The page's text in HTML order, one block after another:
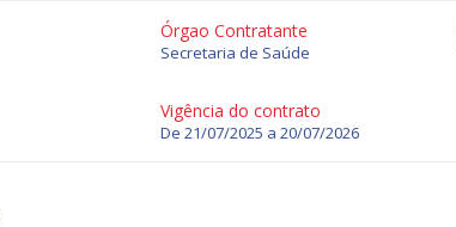
Órgao Contratante
Secretaria de Saúde
Vigência do contrato
De 21/07/2025 a 20/07/2026